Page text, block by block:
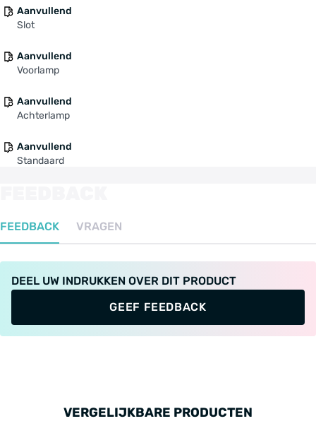
Aanvullend
Slot
Aanvullend
Voorlamp
Aanvullend
Achterlamp
Aanvullend
Standaard
FEEDBACK VRAGEN
DEEL UW INDRUKKEN OVER DIT PRODUCT
GEEF FEEDBACK
VERGELIJKBARE PRODUCTEN